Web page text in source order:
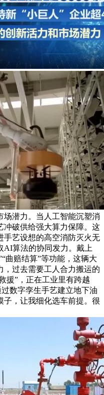
场潜力。当人工智能沉塑消
冲破供给强大算力保障。这
手艺设想的高空消防灭火无
AI算法的协同发力。戴上
曲赔结算”等功能，这辆大
，过去需要工人合力搬运的
援”，正在工业里有跨越
数字孪生手艺建立地下油
子，让我细化选车前提。很